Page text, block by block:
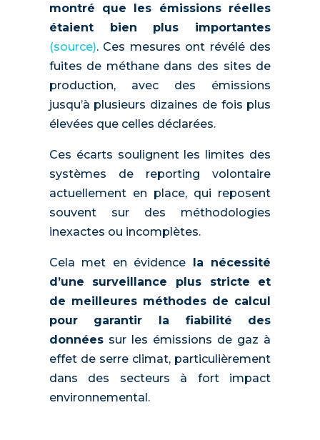
montré que les émissions réelles
étaient bien plus importantes
(source). Ces mesures ont révélé des
fuites de méthane dans des sites de
production, avec des émissions
jusqu’à plusieurs dizaines de fois plus
élevées que celles déclarées.
Ces écarts soulignent les limites des
systèmes de reporting volontaire
actuellement en place, qui reposent
souvent sur des méthodologies
inexactes ou incomplètes.
Cela met en évidence la nécessité
d’une surveillance plus stricte et
de meilleures méthodes de calcul
pour garantir la fiabilité des
donnéessur les émissions de gaz à
effet de serre climat, particulièrement
dans des secteurs à fort impact
environnemental.